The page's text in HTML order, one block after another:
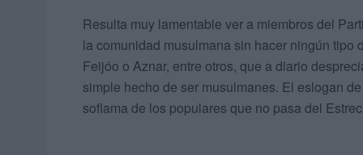
Resulta muy lamentable ver a miembros del
la comunidad musulmana sin hacer ningún tipo
Feijóo o Aznar, entre otros, que a diario
simple hecho de ser musulmanes. El eslogan
soflama de los populares que no pasa del